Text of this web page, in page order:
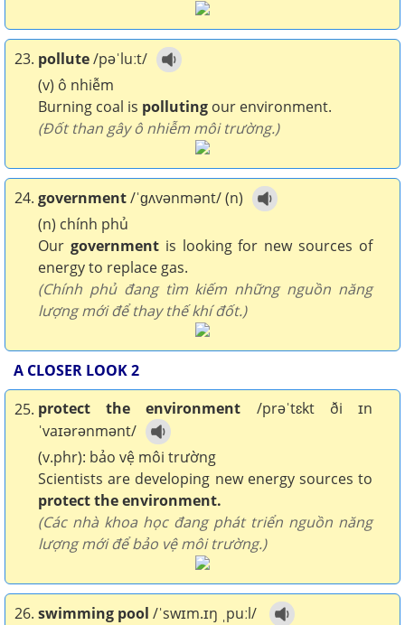
23. pollute/pəˈluːt/
(v) ô nhiễm
Burning coal is polluting our environment.
(Đốt than gây ô nhiễm môi trường.)
24. government/ˈɡʌvənmənt/ (n)
(n) chính phủ
Our governmentis looking for new sources of
energy to replace gas.
(Chính phủ đang tìm kiếm những nguồn năng
lượng mới để thay thế khí đốt.)
A CLOSER LOOK 2
25. protect the environment /prəˈtɛkt ði ɪn
ˈvaɪərənmənt/
(v.phr): bảo vệ môi trường
Scientists are developing new energy sources to
protect the environment.
(Các nhà khoa học đang phát triển nguồn năng
lượng mới để bảo vệ môi trường.)
26. swimming pool /ˈswɪm.ɪŋ ˌpuːl/